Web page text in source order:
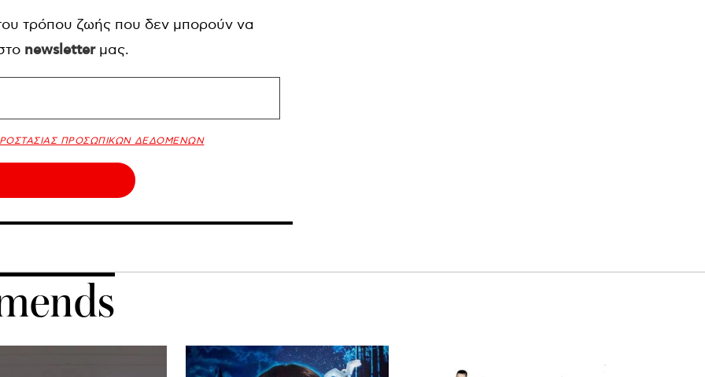
τρόπου ζωής που δεν μπορούν να
newsletterμας.
ΠΡΟΣΩΠΙΚΩΝ ΔΕΔΟΜΕΝΩΝ